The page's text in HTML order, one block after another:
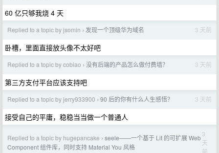
60 亿只够我烧 4 天
Replied to a topic by jsomin › 发现一个顶级华为域名 3 天前
卧槽，里面直接放头像不太好吧
Replied to a topic by cobiao › 没有后端的产品怎么做付费墙？ 3 天前
第三方支付平台应该支持吧
Replied to a topic by jerry933900 › 90 后的你有什么人生感悟？ 3 天前
接受自己的平庸，稳稳当当做一个普通人
Replied to a topic by hugepancake › seele——一个基于 Lit 的可扩展 Web
Component 组件库，同时支持 Material You 风格
3
天
前